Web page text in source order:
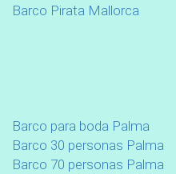
Barco Pirata Mallorca
Barco para boda Palma
Barco 30 personas Palma
Barco 70 personas Palma